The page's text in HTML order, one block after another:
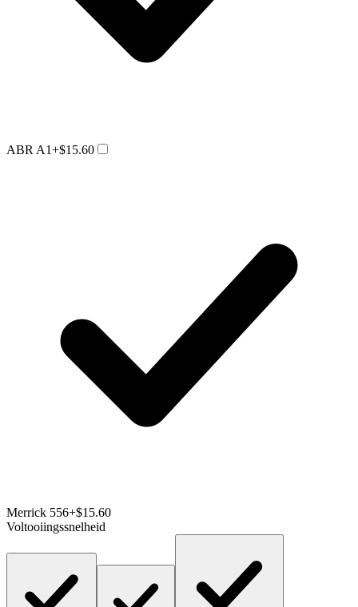
ABR A1+$15.60
Merrick 556+$15.60
Voltooiingssnelheid